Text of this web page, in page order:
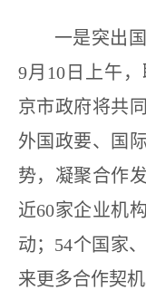
一是突出
9月10日上午
京市政府将共
外国政要、国
势，凝聚合作
近60家企业机
动；54个国家
来更多合作契机